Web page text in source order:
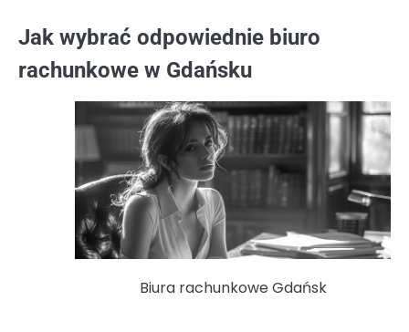
Jak wybrać odpowiednie biuro
rachunkowe w Gdańsku
Biura rachunkowe Gdańsk